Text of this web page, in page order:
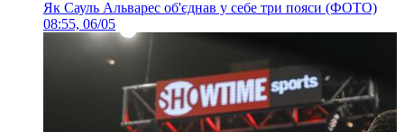
Як Сауль Альварес об'єднав у себе три пояси (ФОТО)
08:55, 06/05